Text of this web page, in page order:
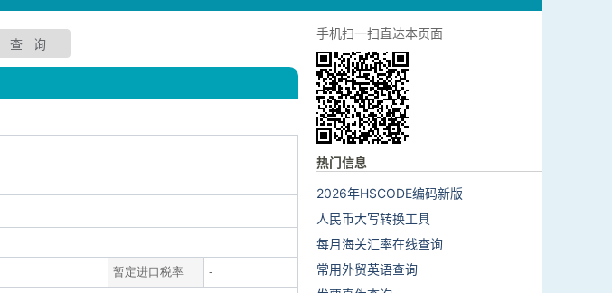
暂定进口税率 -
手机扫一扫直达本页面
热门信息
2026年HSCODE编码新版
人民币大写转换工具
每月海关汇率在线查询
常用外贸英语查询